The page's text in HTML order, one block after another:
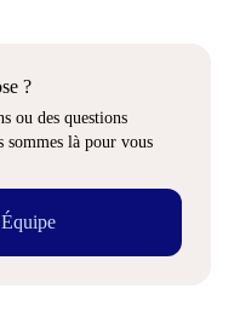
?
ou des questions
sommes là pour vous